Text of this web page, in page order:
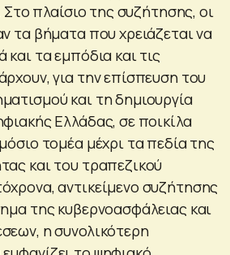
πλαίσιο της συζήτησης, οι
τα βήματα που χρειάζεται να
τα εμπόδια και τις
για την επίσπευση του
και τη δημιουργία
Ελλάδας, σε ποικίλα
τομέα μέχρι τα πεδία της
και του τραπεζικού
αντικείμενο συζήτησης
της κυβερνοασφάλειας και
η συνολικότερη